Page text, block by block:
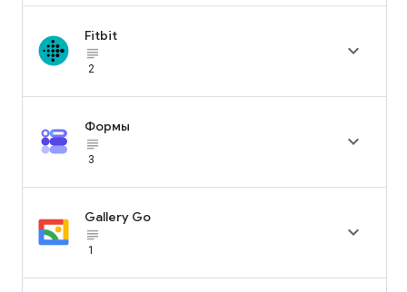
Fitbit
subject_black
2

Формы
subject_black
3

Gallery Go
subject_black
1
